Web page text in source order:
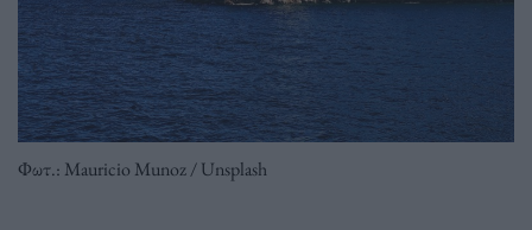
Φωτ.: Mauricio Munoz / Unsplash